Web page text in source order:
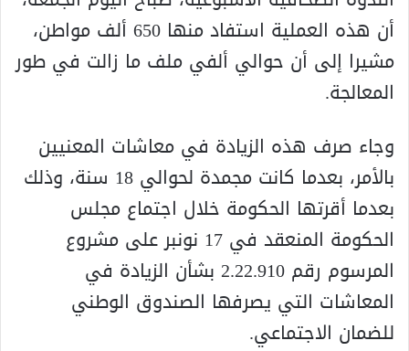
أن هذه العملية استفاد منها 650 ألف مواطن،
مشيرا إلى أن حوالي ألفي ملف ما زالت في طور
المعالجة.
وجاء صرف هذه الزيادة في معاشات المعنيين
بالأمر، بعدما كانت مجمدة لحوالي 18 سنة، وذلك
بعدما أقرتها الحكومة خلال اجتماع مجلس
الحكومة المنعقد في 17 نونبر على مشروع
المرسوم رقم ‏‏2.22.910 بشأن ‏الزيادة في
المعاشات التي يصرفها الصندوق الوطني
للضمان الاجتماعي.